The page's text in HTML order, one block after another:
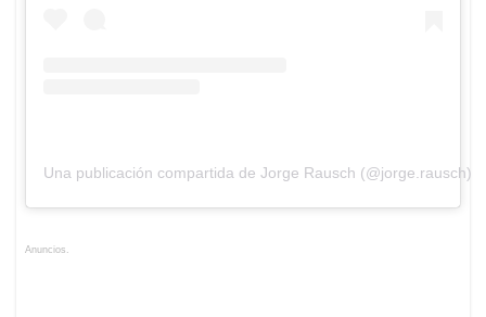
Una publicación compartida de Jorge Rausch (@jorge.rausch)
Anuncios.